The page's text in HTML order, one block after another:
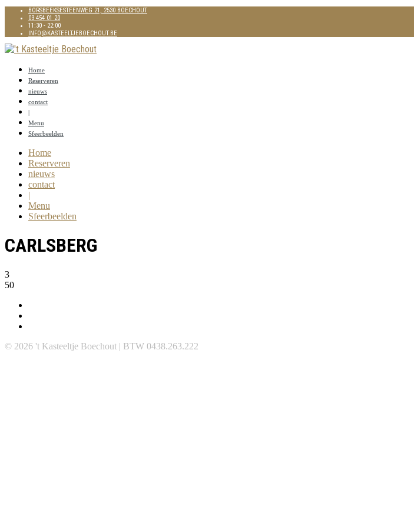
BORSBEEKSESTEENWEG 21, 2530 BOECHOUT
03 454 01 20
11:30 - 22:00
INFO@KASTEELTJEBOECHOUT.BE
Home
Reserveren
nieuws
contact
|
Menu
Sfeerbeelden
Home
Reserveren
nieuws
contact
|
Menu
Sfeerbeelden
CARLSBERG
3
50
© 2026 't Kasteeltje Boechout | BTW 0438.263.222